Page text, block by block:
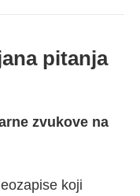
pitanja
zvukove na
koji